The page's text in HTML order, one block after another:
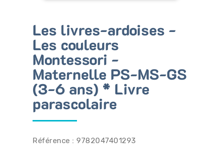
Bénéficiez de tarifs préférentiels
Téléchargez des ressources gratuites
Recevez des informations sur nos nouveautés
Les livres-ardoises -
Les couleurs
Montessori -
Maternelle PS-MS-GS
(3-6 ans) * Livre
parascolaire
Référence : 9782047401293